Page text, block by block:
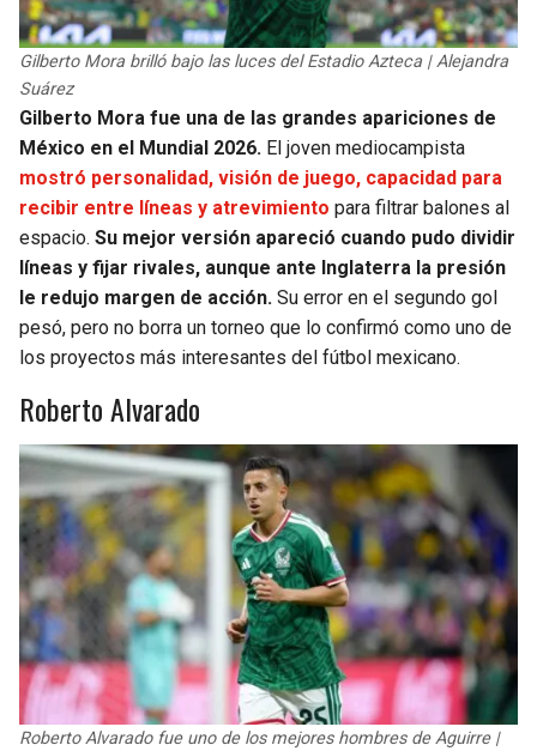
Gilberto Mora brilló bajo las luces del Estadio Azteca | Alejandra
Suárez
Gilberto Mora fue una de las grandes apariciones de
México en el Mundial 2026. El joven mediocampista
mostró personalidad, visión de juego, capacidad para
recibir entre líneas y atrevimiento para filtrar balones al
espacio. Su mejor versión apareció cuando pudo dividir
líneas y fijar rivales, aunque ante Inglaterra la presión
le redujo margen de acción. Su error en el segundo gol
pesó, pero no borra un torneo que lo confirmó como uno de
los proyectos más interesantes del fútbol mexicano.
Roberto Alvarado
Roberto Alvarado fue uno de los mejores hombres de Aguirre |